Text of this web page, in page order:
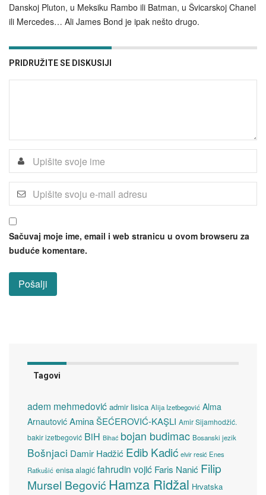
Danskoj Pluton, u Meksiku Rambo ili Batman, u Švicarskoj Chanel
ili Mercedes… Ali James Bond je ipak nešto drugo.
PRIDRUŽITE SE DISKUSIJI
Sačuvaj moje ime, email i web stranicu u ovom browseru za
buduće komentare.
Tagovi
adem mehmedović admir lisica Alija Izetbegović Alma
Arnautović Amina ŠEĆEROVIĆ-KAŞLI Amir Sijamhodžić.
bakir izetbegović BiH Bihać bojan budimac Bosanski jezik
Bošnjaci Damir Hadžić Edib Kadić elvir resić Enes
Ratkušić enisa alagić fahrudin vojić Faris Nanić Filip
Mursel Begović Hamza Ridžal Hrvatska